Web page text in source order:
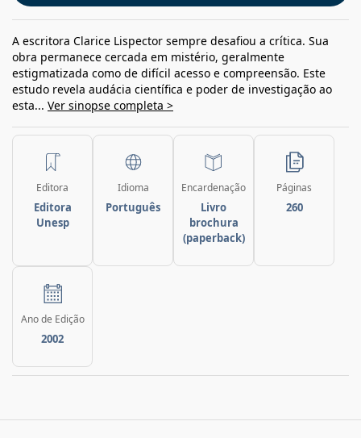
A escritora Clarice Lispector sempre desafiou a crítica. Sua
obra permanece cercada em mistério, geralmente
estigmatizada como de difícil acesso e compreensão. Este
estudo revela audácia científica e poder de investigação ao
esta... Ver sinopse completa >
Editora
Editora
Unesp
Idioma
Português
Encardenação
Livro
brochura
(paperback)
Páginas
260
Ano de Edição
2002